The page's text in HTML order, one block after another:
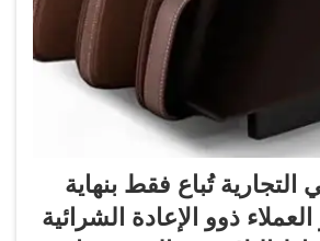
تُباع فقط بنهاية
ذوو الإعادة الشرائية